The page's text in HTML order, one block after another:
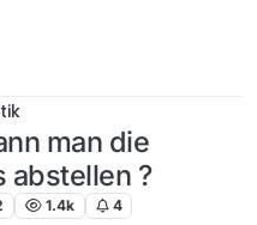
man die
abstellen ?
1.4k 4